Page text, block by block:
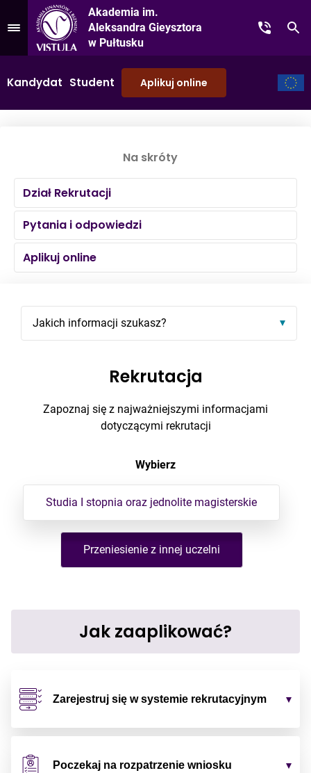
Przejdź do Menu
Akademia im.
Aleksandra Gieysztora
w Pułtusku
Kontakt
Kandydat Student Aplikuj online
Na skróty
Dział Rekrutacji
Pytania i odpowiedzi
Aplikuj online
Rekrutacja
Zapoznaj się z najważniejszymi informacjami
dotyczącymi rekrutacji
Wybierz
Studia I stopnia oraz jednolite magisterskie
Przeniesienie z innej uczelni
Jak zaaplikować?
Zarejestruj się w systemie rekrutacyjnym
Poczekaj na rozpatrzenie wniosku
Jakich informacji szukasz?